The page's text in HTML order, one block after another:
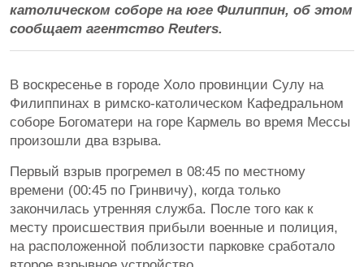
католическом соборе на юге Филиппин, об этом
сообщает агентство Reuters.
В воскресенье в городе Холо провинции Сулу на
Филиппинах в римско-католическом Кафедральном
соборе Богоматери на горе Кармель во время Мессы
произошли два взрыва.
Первый взрыв прогремел в 08:45 по местному
времени (00:45 по Гринвичу), когда только
закончилась утренняя служба. После того как к
месту происшествия прибыли военные и полиция,
на расположенной поблизости парковке сработало